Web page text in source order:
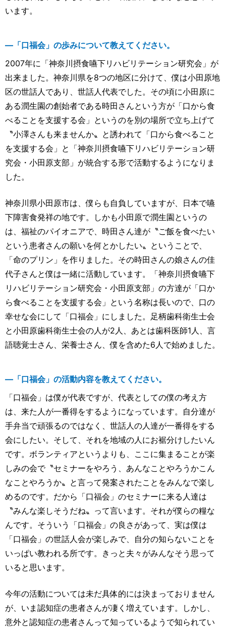
います。
―「口福会」の歩みについて教えてください。
2007年に「神奈川摂食嚥下リハビリテーション研究会」が
出来ました。神奈川県を8つの地区に分けて、僕は小田原地
区の世話人であり、世話人代表でした。その頃に小田原に
ある潤生園の創始者である時田さんという方が「口から食
べることを支援する会」というのを別の場所で立ち上げて
〝小澤さんも来ませんか〟と誘われて「口から食べること
を支援する会」と「神奈川摂食嚥下リハビリテーション研
究会・小田原支部」が統合する形で活動するようになりま
した。
神奈川県小田原市は、僕らも自負していますが、日本で嚥
下障害食発祥の地です。しかも小田原で潤生園というの
は、福祉のパイオニアで、時田さん達が〝ご飯を食べたい
という患者さんの願いを何とかしたい〟ということで、
「命のプリン」を作りました。その時田さんの娘さんの佳
代子さんと僕は一緒に活動しています。「神奈川摂食嚥下
リハビリテーション研究会・小田原支部」の方達が「口か
ら食べることを支援する会」という名称は長いので、口の
幸せな会にして「口福会」にしました。足柄歯科衛生士会
と小田原歯科衛生士会の人が2人、あとは歯科医師1人、言
語聴覚士さん、栄養士さん、僕を含めた6人で始めました。
―「口福会」の活動内容を教えてください。
「口福会」は僕が代表ですが、代表としての僕の考え方
は、来た人が一番得をするようになっています。自分達が
手弁当で頑張るのではなく、世話人の人達が一番得をする
会にしたい。そして、それを地域の人にお裾分けしたいん
です。ボランティアというよりも、ここに集まることが楽
しみの会で〝セミナーをやろう、あんなことやろうかこん
なことやろうか〟と言って発案されたことをみんなで楽し
めるのです。だから「口福会」のセミナーに来る人達は
〝みんな楽しそうだね〟って言います。それが僕らの糧な
んです。そういう「口福会」の良さがあって、実は僕は
「口福会」の世話人会が楽しみで、自分の知らないことを
いっぱい教われる所です。きっと夫々がみんなそう思って
いると思います。
今年の活動については未だ具体的には決まっておりません
が、いま認知症の患者さんが凄く増えています。しかし、
意外と認知症の患者さんって知っているようで知られてい